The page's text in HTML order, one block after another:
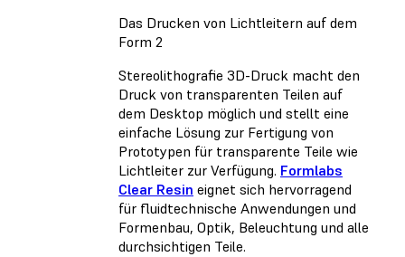
Das Drucken von Lichtleitern auf dem
Form 2
Stereolithografie 3D-Druck macht den
Druck von transparenten Teilen auf
dem Desktop möglich und stellt eine
einfache Lösung zur Fertigung von
Prototypen für transparente Teile wie
Lichtleiter zur Verfügung. Formlabs
Clear Resin eignet sich hervorragend
für fluidtechnische Anwendungen und
Formenbau, Optik, Beleuchtung und alle
durchsichtigen Teile.